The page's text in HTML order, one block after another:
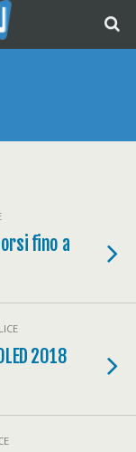
fino a
2018